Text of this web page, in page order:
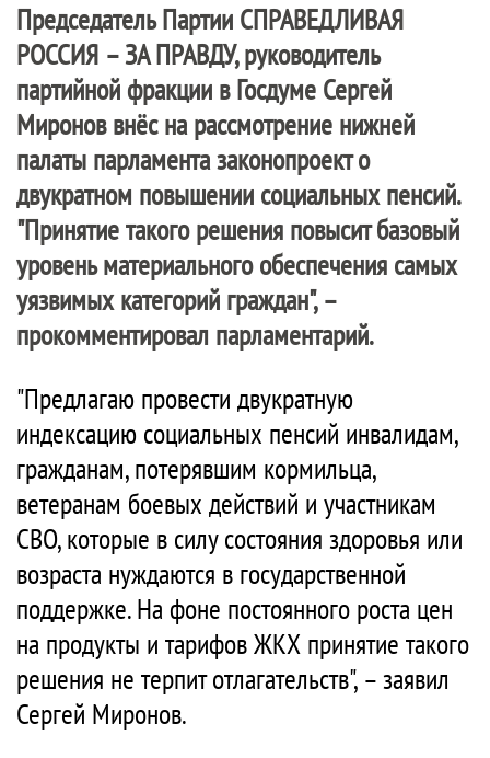
Председатель Партии СПРАВЕДЛИВАЯ
РОССИЯ – ЗА ПРАВДУ, руководитель
партийной фракции в Госдуме Сергей
Миронов внёс на рассмотрение нижней
палаты парламента законопроект о
двукратном повышении социальных пенсий.
"Принятие такого решения повысит базовый
уровень материального обеспечения самых
уязвимых категорий граждан", –
прокомментировал парламентарий.
"Предлагаю провести двукратную
индексацию социальных пенсий инвалидам,
гражданам, потерявшим кормильца,
ветеранам боевых действий и участникам
СВО, которые в силу состояния здоровья или
возраста нуждаются в государственной
поддержке. На фоне постоянного роста цен
на продукты и тарифов ЖКХ принятие такого
решения не терпит отлагательств", – заявил
Сергей Миронов.